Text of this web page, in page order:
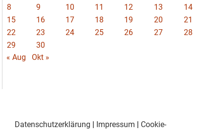
8
9 10 11 12 13
14
15
16 17 18 19 20
21
22
23 24 25 26 27
28
29
30
« Aug
Okt »
Datenschutzerklärung | Impressum | Cookie-